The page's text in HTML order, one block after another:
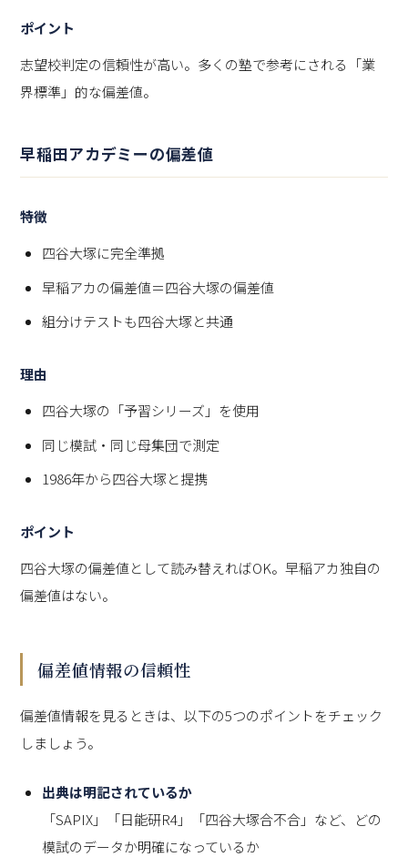
ポイント
志望校判定の信頼性が高い。多くの塾で参考にされる「業
界標準」的な偏差値。
早稲田アカデミーの偏差値
特徴
四谷大塚に完全準拠
早稲アカの偏差値＝四谷大塚の偏差値
組分けテストも四谷大塚と共通
理由
四谷大塚の「予習シリーズ」を使用
同じ模試・同じ母集団で測定
1986年から四谷大塚と提携
ポイント
四谷大塚の偏差値として読み替えればOK。早稲アカ独自の
偏差値はない。
偏差値情報の信頼性
偏差値情報を見るときは、以下の5つのポイントをチェック
しましょう。
出典は明記されているか
「SAPIX」「日能研R4」「四谷大塚合不合」など、どの
模試のデータか明確になっているか